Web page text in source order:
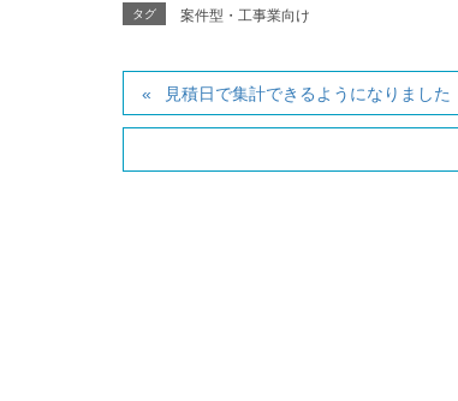
タグ 案件型・工事業向け
見積日で集計できるようになりました